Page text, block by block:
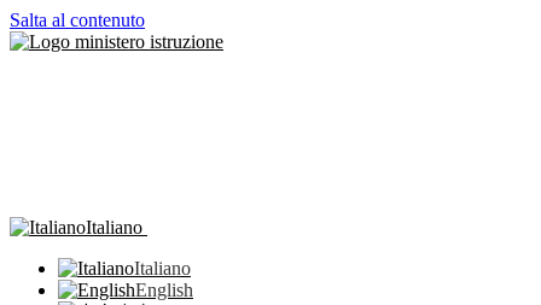
Salta al contenuto
Italiano
Italiano
English